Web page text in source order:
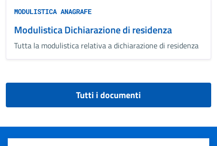
MODULISTICA ANAGRAFE
Modulistica Dichiarazione di residenza
Tutta la modulistica relativa a dichiarazione di residenza
Tutti i documenti